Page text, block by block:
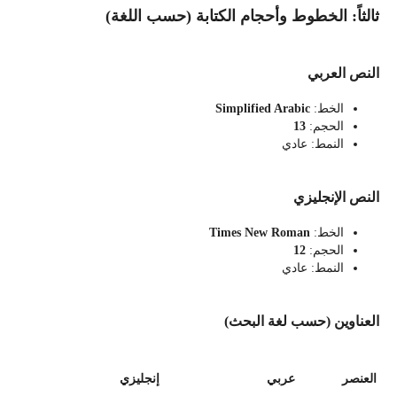
ثالثاً: الخطوط وأحجام الكتابة (حسب اللغة)
النص العربي
الخط: Simplified Arabic
الحجم: 13
النمط: عادي
النص الإنجليزي
الخط: Times New Roman
الحجم: 12
النمط: عادي
العناوين (حسب لغة البحث)
العنصر عربي إنجليزي